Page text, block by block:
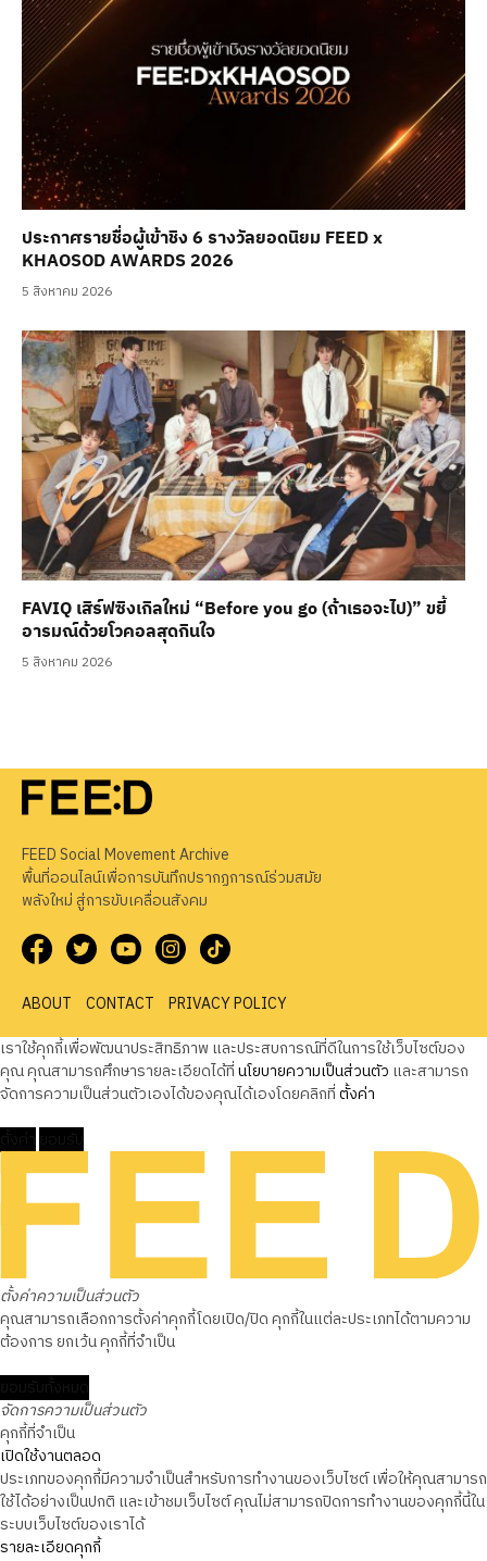
ประกาศรายชื่อผู้เข้าชิง 6 รางวัลยอดนิยม FEED x
KHAOSOD AWARDS 2026
5 สิงหาคม 2026
FAVIQ เสิร์ฟซิงเกิลใหม่ “Before you go (ถ้าเธอจะไป)” ขยี้
อารมณ์ด้วยโวคอลสุดกินใจ
5 สิงหาคม 2026
FEED Social Movement Archive
พื้นที่ออนไลน์เพื่อการบันทึกปรากฏการณ์ร่วมสมัย
พลังใหม่ สู่การขับเคลื่อนสังคม
ABOUT CONTACT
PRIVACY POLICY
เราใช้คุกกี้เพื่อพัฒนาประสิทธิภาพ และประสบการณ์ที่ดีในการใช้เว็บไซต์ของ
คุณ คุณสามารถศึกษารายละเอียดได้ที่นโยบายความเป็นส่วนตัว และสามารถ
จัดการความเป็นส่วนตัวเองได้ของคุณได้เองโดยคลิกที่ตั้งค่า
ตั้งค่าความเป็นส่วนตัว
คุณสามารถเลือกการตั้งค่าคุกกี้โดยเปิด/ปิด คุกกี้ในแต่ละประเภทได้ตามความ
ต้องการ ยกเว้น คุกกี้ที่จำเป็น
จัดการความเป็นส่วนตัว
คุกกี้ที่จำเป็น
เปิดใช้งานตลอด
ประเภทของคุกกี้มีความจำเป็นสำหรับการทำงานของเว็บไซต์ เพื่อให้คุณสามารถ
ใช้ได้อย่างเป็นปกติ และเข้าชมเว็บไซต์ คุณไม่สามารถปิดการทำงานของคุกกี้นี้ใน
ระบบเว็บไซต์ของเราได้
รายละเอียดคุกกี้